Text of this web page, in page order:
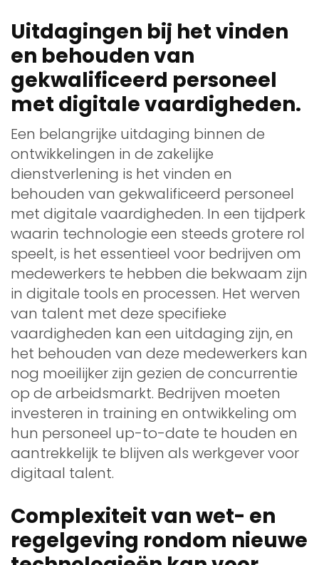
Uitdagingen bij het vinden
en behouden van
gekwalificeerd personeel
met digitale vaardigheden.
Een belangrijke uitdaging binnen de
ontwikkelingen in de zakelijke
dienstverlening is het vinden en
behouden van gekwalificeerd personeel
met digitale vaardigheden. In een tijdperk
waarin technologie een steeds grotere rol
speelt, is het essentieel voor bedrijven om
medewerkers te hebben die bekwaam zijn
in digitale tools en processen. Het werven
van talent met deze specifieke
vaardigheden kan een uitdaging zijn, en
het behouden van deze medewerkers kan
nog moeilijker zijn gezien de concurrentie
op de arbeidsmarkt. Bedrijven moeten
investeren in training en ontwikkeling om
hun personeel up-to-date te houden en
aantrekkelijk te blijven als werkgever voor
digitaal talent.
Complexiteit van wet- en
regelgeving rondom nieuwe